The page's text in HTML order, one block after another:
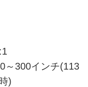
～300インチ(113
)